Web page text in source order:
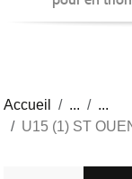
Accueil
U15 (1) ST